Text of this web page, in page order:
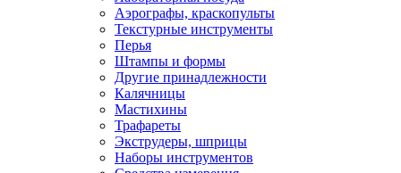
Аэрографы, краскопульты
Текстурные инструменты
Перья
Штампы и формы
Другие принадлежности
Калячницы
Мастихины
Трафареты
Экструдеры, шприцы
Наборы инструментов